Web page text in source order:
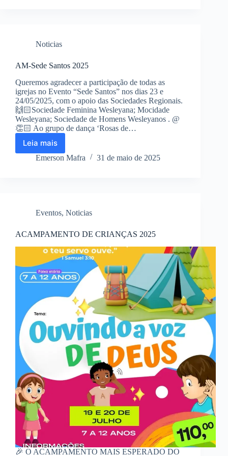
Noticias
AM-Sede Santos 2025
Queremos agradecer a participação de todas as
igrejas no Evento “Sede Santos” nos dias 23 e
24/05/2025, com o apoio das Sociedades Regionais.
🙌🏻Sociedade Feminina Wesleyana; Mocidade
Wesleyana; Sociedade de Homens Wesleyanos . @
👏🏻 Ao grupo de dança ‘Rosas de…
Leia mais
AM-
Sede
Emerson Mafra 31 de maio de 2025
Eventos, Noticias
ACAMPAMENTO DE CRIANÇAS 2025
🎉 O ACAMPAMENTO MAIS ESPERADO DO